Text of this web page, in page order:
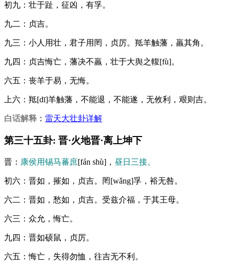
初九：壮于趾，征凶，有孚。
九二：贞吉。
九三：小人用壮，君子用罔，贞厉。羝羊触藩，羸其角。
九四：贞吉悔亡，藩决不羸，壮于大舆之輹[fù]。
六五：丧羊于易，无悔。
上六：羝[dī]羊触藩，不能退，不能遂，无攸利，艰则吉。
白话解释 ： 雷天大壮卦详解
第三十五卦: 晋·火地晋·离上坤下
晋： 康侯用锡马蕃庶[fán shù]， 昼日三接。
初六：晋如，摧如，贞吉。罔[wǎng]孚，裕无咎。
六二：晋如，愁如，贞吉。受兹介福，于其王母。
六三：众允，悔亡。
九四：晋如硕鼠，贞厉。
六五：悔亡，失得勿恤，往吉无不利。